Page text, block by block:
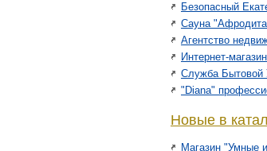
Безопасный
Сауна
Агентство
Интернет-
Служба Бытовой
"Diana"
Новые в
Магазин "Умные